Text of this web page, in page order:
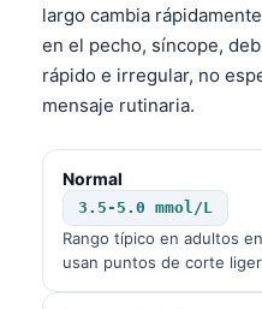
largo cambia
en el pecho, síncope,
rápido e irregular, no
mensaje rutinaria.
Normal
3.5-5.0 mmol/L
Rango típico en adultos
usan puntos de corte